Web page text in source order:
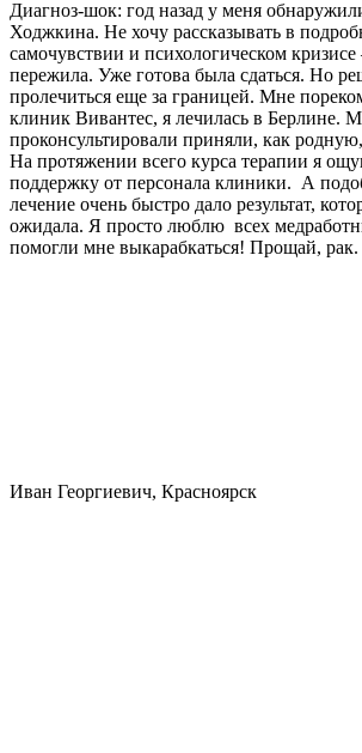
Диагноз-шок: год назад у меня
Ходжкина. Не хочу рассказывать в
самочувствии и психологическом
пережила. Уже готова была сдаться. Но
пролечиться еще за границей. Мне
клиник Вивантес, я лечилась в Берлине.
проконсультировали приняли, как
На протяжении всего курса терапии я
поддержку от персонала клиники. А
лечение очень быстро дало результат,
ожидала. Я просто люблю всех
помогли мне выкарабкаться! Прощай, рак.
Иван Георгиевич, Красноярск